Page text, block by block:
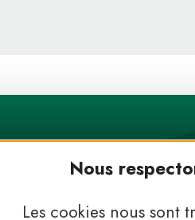
Nous
Les cookies nous sont